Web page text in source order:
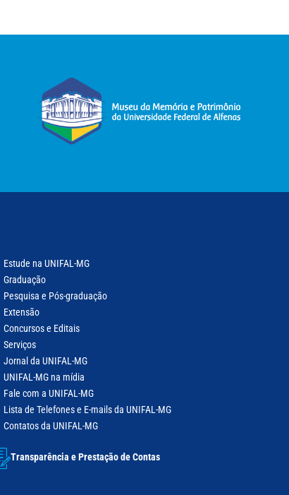
Estude na UNIFAL-MG
Graduação
Pesquisa e Pós-graduação
Extensão
Concursos e Editais
Serviços
Jornal da UNIFAL-MG
UNIFAL-MG na mídia
Fale com a UNIFAL-MG
Lista de Telefones e E-mails da UNIFAL-MG
Contatos da UNIFAL-MG
Transparência e Prestação de Contas